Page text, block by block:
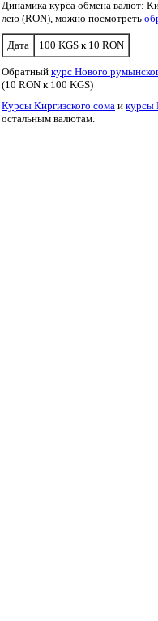
Динамика курса обмена валют:
лею (RON), можно посмотреть
Дата 100 KGS к 10 RON
Обратный курс Нового
(10 RON к 100 KGS)
Курсы Киргизского сома и курсы
остальным валютам.